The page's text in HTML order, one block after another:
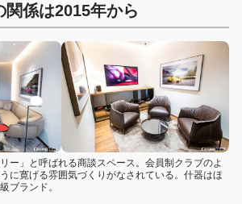
関係は2015年から
ー」と呼ばれる商談スペース。会員制クラブのよ
に寛げる雰囲気づくりがなされている。什器はほ
ブランド。